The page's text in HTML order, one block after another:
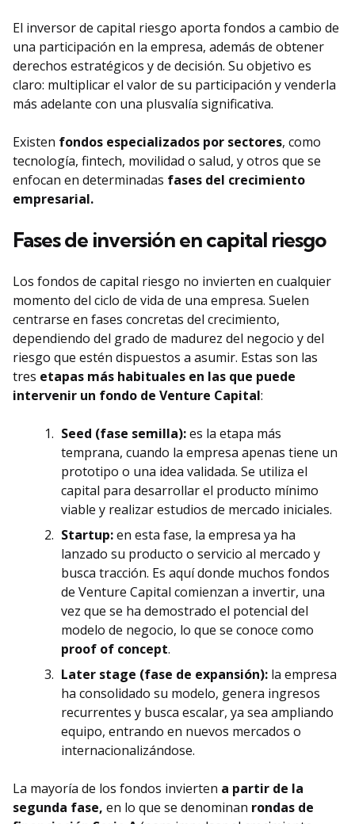
El inversor de capital riesgo aporta fondos a cambio de
una participación en la empresa, además de obtener
derechos estratégicos y de decisión. Su objetivo es
claro: multiplicar el valor de su participación y venderla
más adelante con una plusvalía significativa.
Existen fondos especializados por sectores, como
tecnología, fintech, movilidad o salud, y otros que se
enfocan en determinadas fases del crecimiento
empresarial.
Fases de inversión en capital riesgo
Los fondos de capital riesgo no invierten en cualquier
momento del ciclo de vida de una empresa. Suelen
centrarse en fases concretas del crecimiento,
dependiendo del grado de madurez del negocio y del
riesgo que estén dispuestos a asumir. Estas son las
tres etapas más habituales en las que puede
intervenir un fondo de Venture Capital:
Seed (fase semilla):es la etapa más
temprana, cuando la empresa apenas tiene un
prototipo o una idea validada. Se utiliza el
capital para desarrollar el producto mínimo
viable y realizar estudios de mercado iniciales.
Startup:en esta fase, la empresa ya ha
lanzado su producto o servicio al mercado y
busca tracción. Es aquí donde muchos fondos
de Venture Capital comienzan a invertir, una
vez que se ha demostrado el potencial del
modelo de negocio, lo que se conoce como
proof of concept.
Later stage (fase de expansión): la empresa
ha consolidado su modelo, genera ingresos
recurrentes y busca escalar, ya sea ampliando
equipo, entrando en nuevos mercados o
internacionalizándose.
La mayoría de los fondos invierten a partir de la
segunda fase, en lo que se denominan rondas de